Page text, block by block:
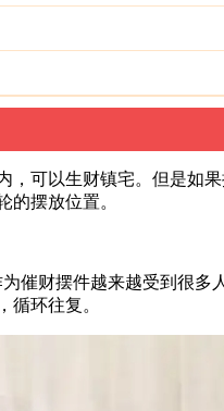
，可以生财镇宅。但是如
的摆放位置。
催财摆件越来越受到很
循环往复。